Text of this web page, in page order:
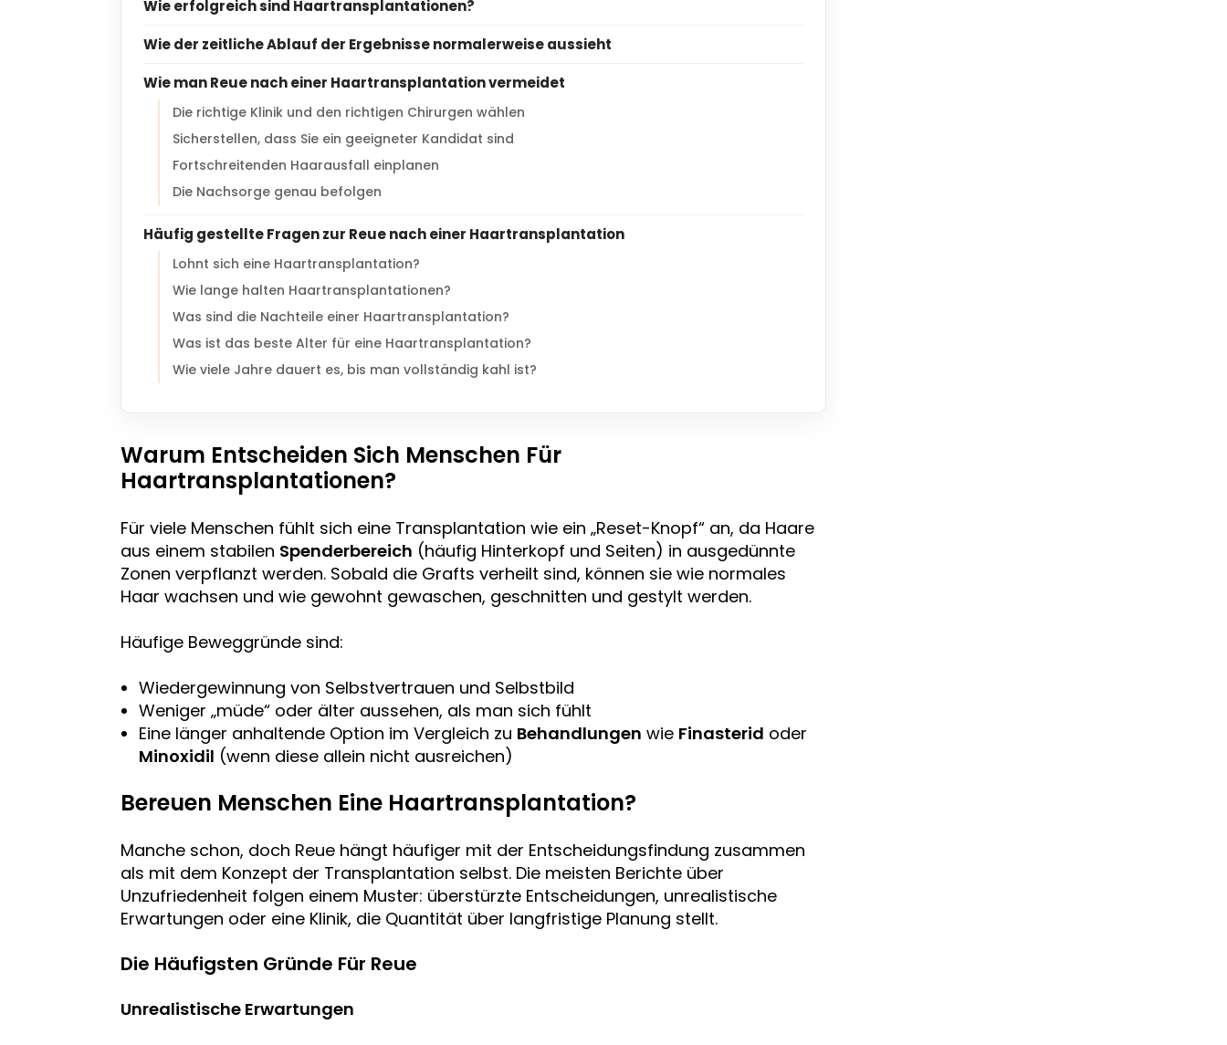
Wie erfolgreich sind Haartransplantationen?
Wie der zeitliche Ablauf der Ergebnisse normalerweise aussieht
Wie man Reue nach einer Haartransplantation vermeidet
Die richtige Klinik und den richtigen Chirurgen wählen
Sicherstellen, dass Sie ein geeigneter Kandidat sind
Fortschreitenden Haarausfall einplanen
Die Nachsorge genau befolgen
Häufig gestellte Fragen zur Reue nach einer Haartransplantation
Lohnt sich eine Haartransplantation?
Wie lange halten Haartransplantationen?
Was sind die Nachteile einer Haartransplantation?
Was ist das beste Alter für eine Haartransplantation?
Wie viele Jahre dauert es, bis man vollständig kahl ist?
Warum Entscheiden Sich Menschen Für
Haartransplantationen?
Für viele Menschen fühlt sich eine Transplantation wie ein „Reset-Knopf“ an, da Haare
aus einem stabilen Spenderbereich (häufig Hinterkopf und Seiten) in ausgedünnte
Zonen verpflanzt werden. Sobald die Grafts verheilt sind, können sie wie normales
Haar wachsen und wie gewohnt gewaschen, geschnitten und gestylt werden.
Häufige Beweggründe sind:
Wiedergewinnung von Selbstvertrauen und Selbstbild
Weniger „müde“ oder älter aussehen, als man sich fühlt
Eine länger anhaltende Option im Vergleich zu Behandlungen wie Finasterid oder
Minoxidil (wenn diese allein nicht ausreichen)
Bereuen Menschen Eine Haartransplantation?
Manche schon, doch Reue hängt häufiger mit der Entscheidungsfindung zusammen
als mit dem Konzept der Transplantation selbst. Die meisten Berichte über
Unzufriedenheit folgen einem Muster: überstürzte Entscheidungen, unrealistische
Erwartungen oder eine Klinik, die Quantität über langfristige Planung stellt.
Die Häufigsten Gründe Für Reue
Unrealistische Erwartungen